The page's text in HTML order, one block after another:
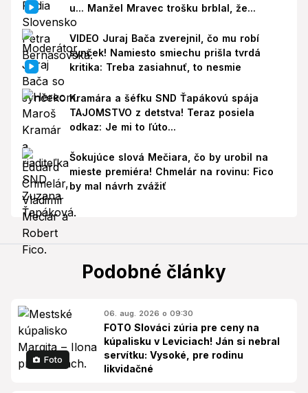
u... Manžel Mravec trošku brblal, že...
VIDEO Juraj Bača zverejnil, čo mu robí
synček! Namiesto smiechu prišla tvrdá
kritika: Treba zasiahnuť, to nesmie
Kramára a šéfku SND Ťapákovú spája
TAJOMSTVO z detstva! Teraz posiela
odkaz: Je mi to ľúto...
Šokujúce slová Mečiara, čo by urobil na
mieste premiéra! Chmelár na rovinu: Fico
by mal návrh zvážiť
Podobné články
Foto
06. aug. 2026 o 09:30
FOTO Slováci zúria pre ceny na
kúpalisku v Leviciach! Ján si nebral
servítku: Vysoké, pre rodinu
likvidačné